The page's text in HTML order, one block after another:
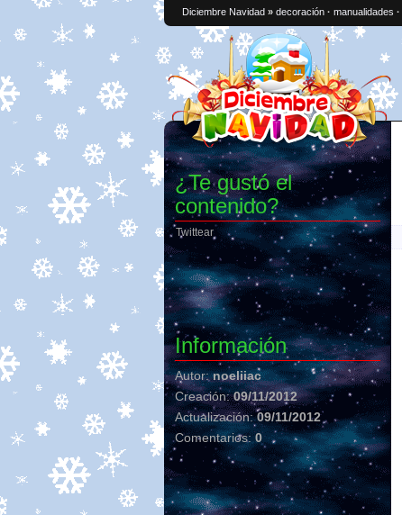
Diciembre Navidad » decoración · manualidades ·
¿Te gustó el
contenido?
Twittear
Información
Autor:noeliiac
Creación:09/11/2012
Actualización:09/11/2012
Comentarios:0